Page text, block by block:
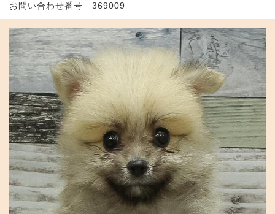
お問い合わせ番号 369009